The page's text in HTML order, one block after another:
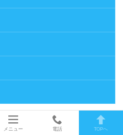
メニュー 電話 TOPへ